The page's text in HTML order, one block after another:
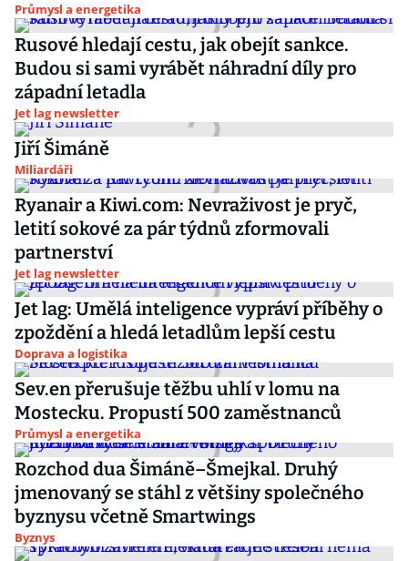
Průmysl a energetika
Rusové hledají cestu, jak obejít sankce.
Budou si sami vyrábět náhradní díly pro
západní letadla
Jet lag newsletter
Jiří Šimáně
Miliardáři
Ryanair a Kiwi.com: Nevraživost je pryč,
letití sokové za pár týdnů zformovali
partnerství
Jet lag newsletter
Jet lag: Umělá inteligence vypráví příběhy o
zpoždění a hledá letadlům lepší cestu
Doprava a logistika
Sev.en přerušuje těžbu uhlí v lomu na
Mostecku. Propustí 500 zaměstnanců
Průmysl a energetika
Rozchod dua Šimáně–Šmejkal. Druhý
jmenovaný se stáhl z většiny společného
byznysu včetně Smartwings
Byznys